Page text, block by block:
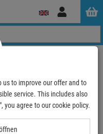
Log
us to improve our offer and to
service. This includes also
you agree to our cookie policy.